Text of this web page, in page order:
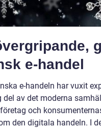
e-handel
e-handeln har vuxit
del av det moderna
och
den digitala handeln. I